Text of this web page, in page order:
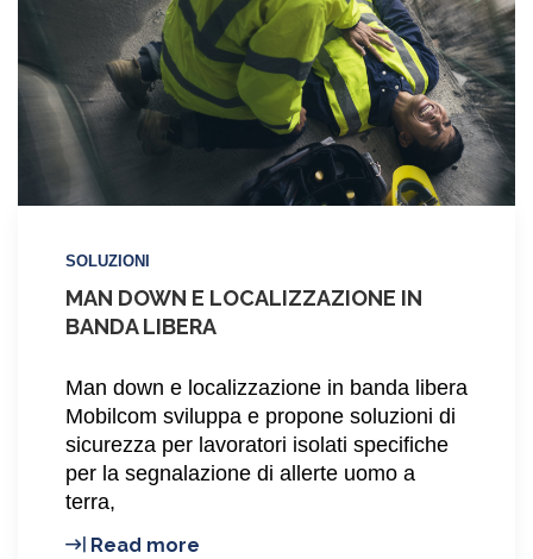
SOLUZIONI
MAN DOWN E LOCALIZZAZIONE IN
BANDA LIBERA
Man down e localizzazione in banda libera
Mobilcom sviluppa e propone soluzioni di
sicurezza per lavoratori isolati specifiche
per la segnalazione di allerte uomo a
terra,
Read more